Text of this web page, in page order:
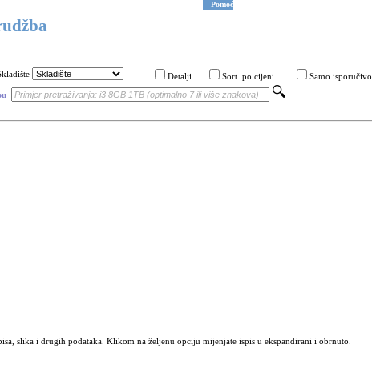
Pomoć
Detalji Sort. po cijeni Samo isporučivo
slika i drugih podataka. Klikom na željenu opciju mijenjate ispis u ekspandirani i obrnuto.